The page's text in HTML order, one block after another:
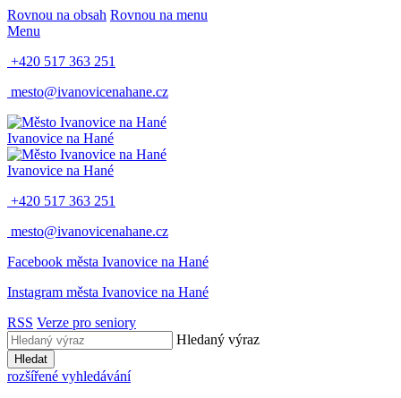
Rovnou na obsah Rovnou na menu
Menu
+420 517 363 251
mesto@ivanovicenahane.cz
Ivanovice na Hané
Ivanovice na Hané
+420 517 363 251
mesto@ivanovicenahane.cz
Facebook města Ivanovice na Hané
Instagram města Ivanovice na Hané
RSS Verze pro seniory
Hledaný výraz
Hledat
rozšířené vyhledávání